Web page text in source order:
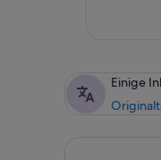
Einige